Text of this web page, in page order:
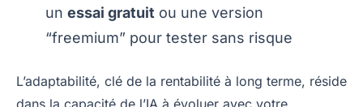
un essai gratuit ou une version
“freemium” pour tester sans risque
L’adaptabilité, clé de la rentabilité à long terme, réside